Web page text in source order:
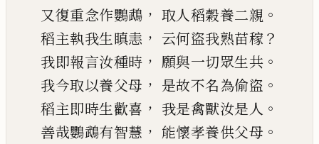
又復重念作鸚鵡 ， 取人稻穀養二親 。
稻主執我生瞋恚 ， 云何盜我熟苗稼 ？
我即報言汝種時 ， 願與一切眾生共 。
我今取以養父母 ， 是故不名為偷盜 。
稻主即時生歡喜 ， 我是禽獸汝是人 。
善哉鸚鵡有智慧 ， 能懷孝養供父母 。